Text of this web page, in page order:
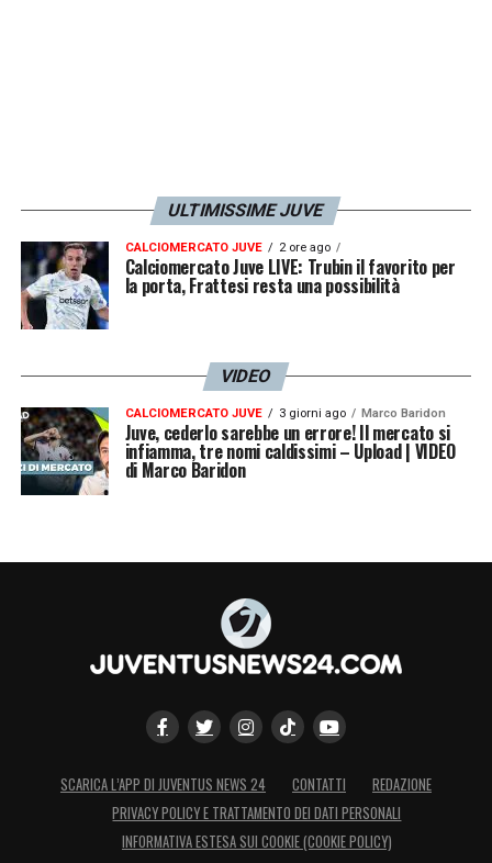
ULTIMISSIME JUVE
CALCIOMERCATO JUVE 2 ore ago
Calciomercato Juve LIVE: Trubin il favorito per
la porta, Frattesi resta una possibilità
VIDEO
CALCIOMERCATO JUVE 3 giorni ago Marco Baridon
Juve, cederlo sarebbe un errore! Il mercato si
infiamma, tre nomi caldissimi – Upload | VIDEO
di Marco Baridon
SCARICA L’APP DI JUVENTUS NEWS 24 CONTATTI
REDAZIONE
PRIVACY POLICY E TRATTAMENTO DEI DATI PERSONALI
INFORMATIVA ESTESA SUI COOKIE (COOKIE POLICY)